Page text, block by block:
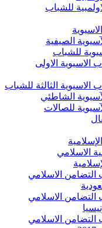
للشباب
الصيفية
للشباب
الاسيوية الاولى
الاسيوية الثالثة للشباب
الشاطئي
للصالات
الاسلامي
التضامن الاسلامي
التضامن الاسلامي
التضامن الاسلامي